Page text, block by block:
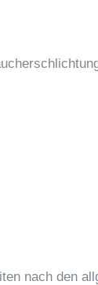
nach den